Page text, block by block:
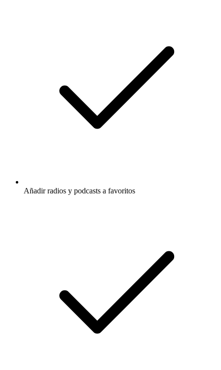
Añadir radios y podcasts a favoritos